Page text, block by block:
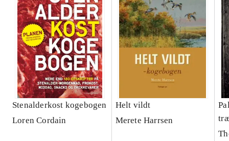
Stenalderkost kogebogen
Loren Cordain
Helt vildt
Merete Harrsen